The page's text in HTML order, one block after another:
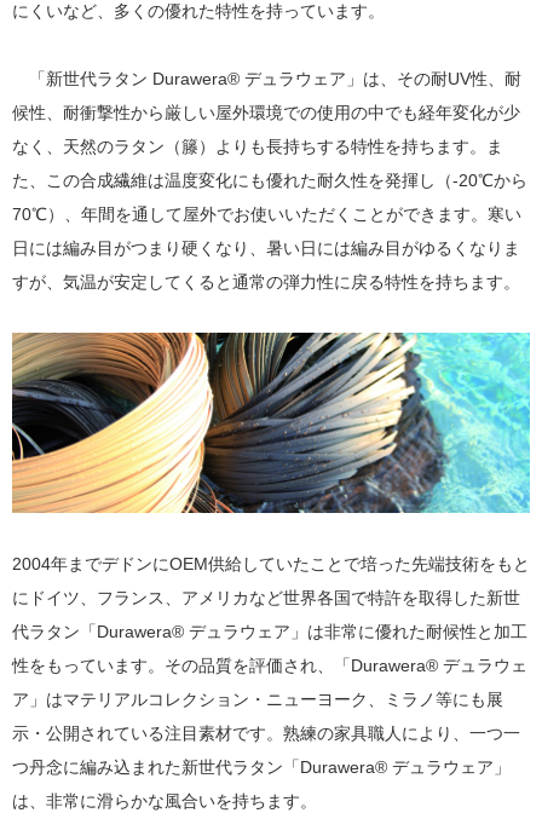
にくいなど、多くの優れた特性を持っています。
「新世代ラタン Durawera® デュラウェア」は、その耐UV性、耐
候性、耐衝撃性から厳しい屋外環境での使用の中でも経年変化が少
なく、天然のラタン（籐）よりも長持ちする特性を持ちます。ま
た、この合成繊維は温度変化にも優れた耐久性を発揮し（-20℃から
70℃）、年間を通して屋外でお使いいただくことができます。寒い
日には編み目がつまり硬くなり、暑い日には編み目がゆるくなりま
すが、気温が安定してくると通常の弾力性に戻る特性を持ちます。
2004年までデドンにOEM供給していたことで培った先端技術をもと
にドイツ、フランス、アメリカなど世界各国で特許を取得した新世
代ラタン「Durawera® デュラウェア」は非常に優れた耐候性と加工
性をもっています。その品質を評価され、「Durawera® デュラウェ
ア」はマテリアルコレクション・ニューヨーク、ミラノ等にも展
示・公開されている注目素材です。熟練の家具職人により、一つ一
つ丹念に編み込まれた新世代ラタン「Durawera® デュラウェア」
は、非常に滑らかな風合いを持ちます。